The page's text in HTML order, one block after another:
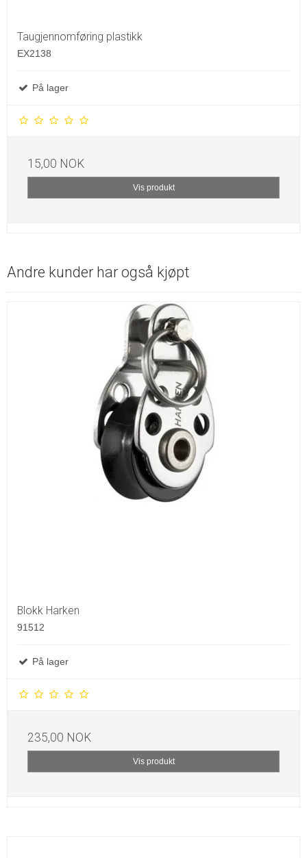
Taugjennomføring plastikk
EX2138
På lager
15,00 NOK
Vis produkt
Andre kunder har også kjøpt
Blokk Harken
91512
På lager
235,00 NOK
Vis produkt